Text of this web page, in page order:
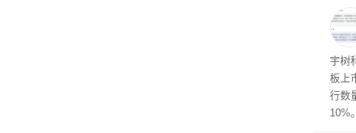
士
点
宇树
板上
行数
10%